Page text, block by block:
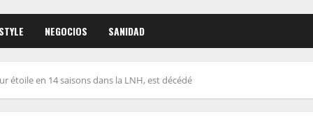
NEGOCIOS SANIDAD
étoile en 14 saisons dans la LNH, est décédé